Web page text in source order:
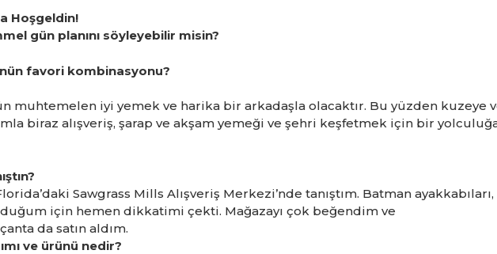
Hoşgeldin!
gün planını söyleyebilir misin?
favori kombinasyonu?
muhtemelen iyi yemek ve harika bir arkadaşla olacaktır. Bu yüzden kuzeye
biraz alışveriş, şarap ve akşam yemeği ve şehri keşfetmek için bir
Sawgrass Mills Alışveriş Merkezi’nde tanıştım. Batman
için hemen dikkatimi çekti. Mağazayı çok beğendim ve
da satın aldım.
ve ürünü nedir?